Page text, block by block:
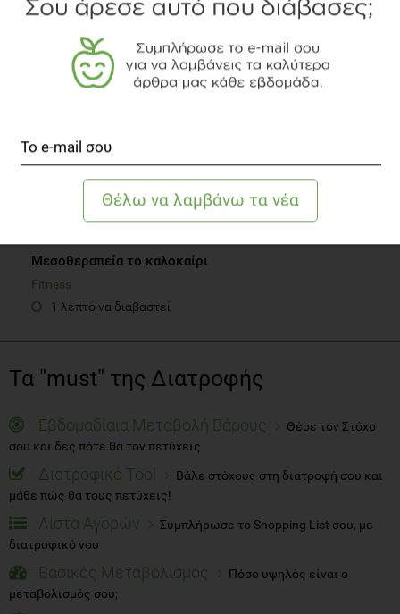
2 λεπτά να διαβαστεί
Μεσοθεραπεία το καλοκαίρι
Fitness
1 λεπτό να διαβαστεί
Τα "must" της Διατροφής
Εβδομαδίαια Μεταβολή Βάρους
Θέσε τον Στόχο
σου και δες πότε θα τον πετύχεις
Διατροφικό Tool
Βάλε στόχους στη διατροφή σου και
μάθε πώς θα τους πετύχεις!
Λίστα Αγορών
Συμπλήρωσε το Shopping List σου, με
διατροφικό νου
Βασικός Μεταβολισμός
Πόσο υψηλός είναι ο
μεταβολισμός σου;